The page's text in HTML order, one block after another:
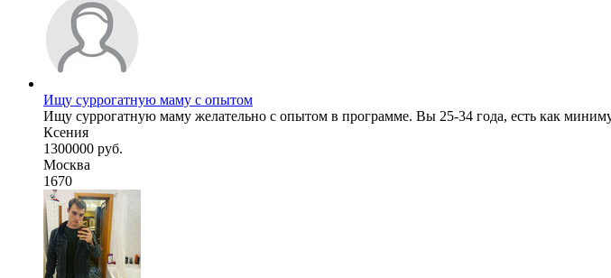
Ищу суррогатную маму с опытом
Ищу суррогатную маму желательно с опытом в программе. Вы 25-34 года, есть как
Ксения
1300000 руб.
Москва
1670